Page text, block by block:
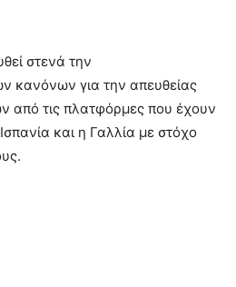
στενά την
κανόνων για την απευθείας
από τις πλατφόρμες που έχουν
και η Γαλλία με στόχο